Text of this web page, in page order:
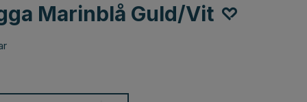
Marinblå Guld/Vit